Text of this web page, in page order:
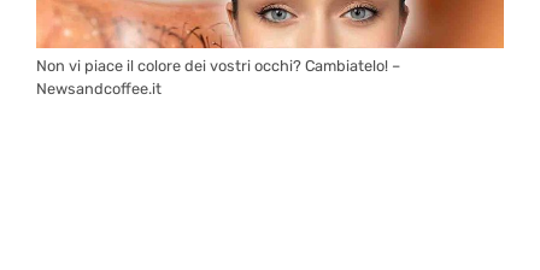
Non vi piace il colore dei vostri occhi? Cambiatelo! –
Newsandcoffee.it